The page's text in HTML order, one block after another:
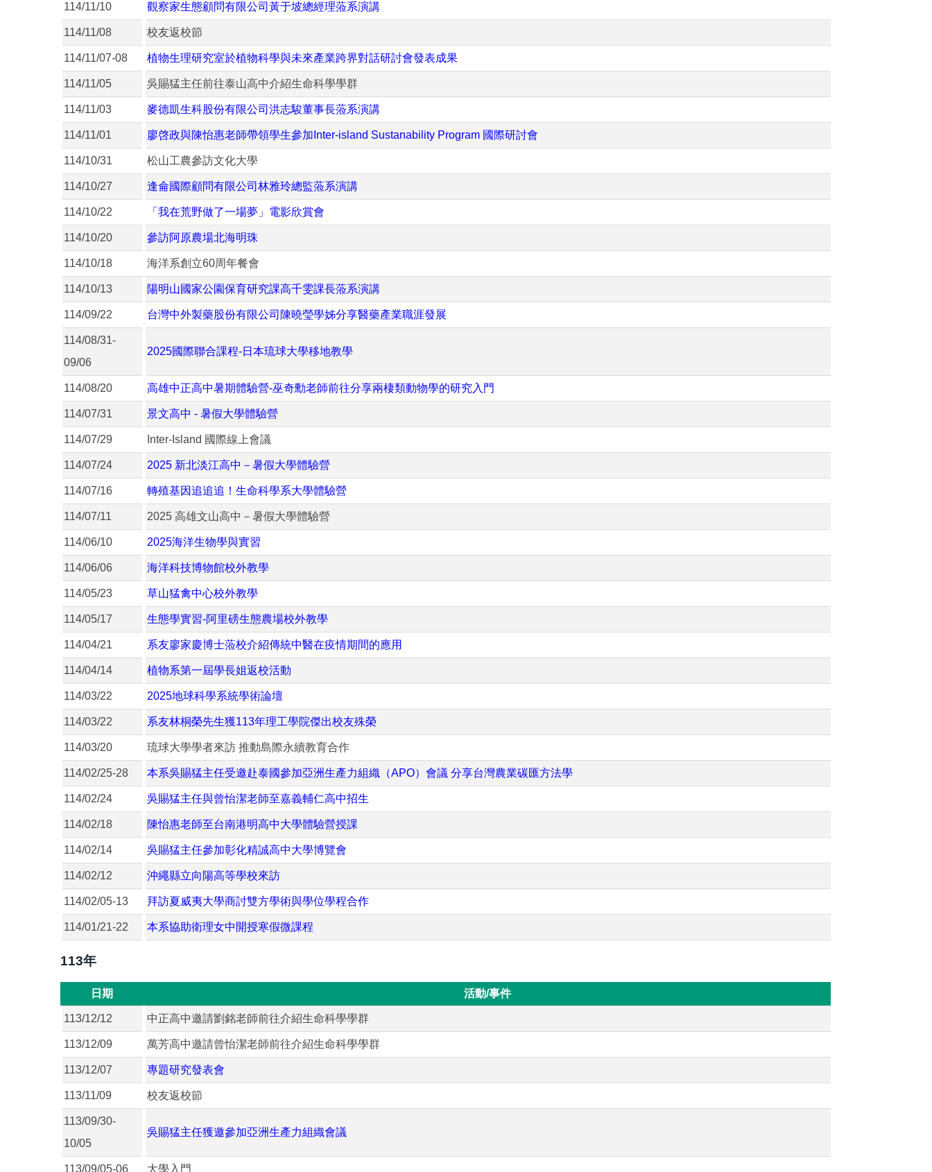
114/11/10 觀察家生態顧問有限公司黃于坡總經理蒞系演講
114/11/08 校友返校節
114/11/07-08 植物生理研究室於植物科學與未來產業跨界對話研討會發表成果
114/11/05 吳賜猛主任前往泰山高中介紹生命科學學群
114/11/03 麥德凱生科股份有限公司洪志駿董事長蒞系演講
114/11/01 廖啓政與陳怡惠老師帶領學生參加Inter-island Sustanability Program 國際研討會
114/10/31 松山工農參訪文化大學
114/10/27 逢侖國際顧問有限公司林雅玲總監蒞系演講
114/10/22 「我在荒野做了一場夢」電影欣賞會
114/10/20 參訪阿原農場北海明珠
114/10/18 海洋系創立60周年餐會
114/10/13 陽明山國家公園保育研究課高千雯課長蒞系演講
114/09/22 台灣中外製藥股份有限公司陳曉瑩學姊分享醫藥產業職涯發展
114/08/31-
09/06
2025國際聯合課程-日本琉球大學移地教學
114/08/20 高雄中正高中暑期體驗營-巫奇勳老師前往分享兩棲類動物學的研究入門
114/07/31 景文高中 - 暑假大學體驗營
114/07/29 Inter-Island 國際線上會議
114/07/24 2025 新北淡江高中－暑假大學體驗營
114/07/16 轉殖基因追追追！生命科學系大學體驗營
114/07/11 2025 高雄文山高中－暑假大學體驗營
114/06/10 2025海洋生物學與實習
114/06/06 海洋科技博物館校外教學
114/05/23 草山猛禽中心校外教學
114/05/17 生態學實習-阿里磅生態農場校外教學
114/04/21 系友廖家慶博士蒞校介紹傳統中醫在疫情期間的應用
114/04/14 植物系第一屆學長姐返校活動
114/03/22 2025地球科學系統學術論壇
114/03/22 系友林桐榮先生獲113年理工學院傑出校友殊榮
114/03/20 琉球大學學者來訪 推動島際永續教育合作
114/02/25-28 本系吳賜猛主任受邀赴泰國參加亞洲生產力組織（APO）會議 分享台灣農業碳匯方法學
114/02/24 吳賜猛主任與曾怡潔老師至嘉義輔仁高中招生
114/02/18 陳怡惠老師至台南港明高中大學體驗營授課
114/02/14 吳賜猛主任參加彰化精誠高中大學博覽會
114/02/12 沖繩縣立向陽高等學校來訪
114/02/05-13 拜訪夏威夷大學商討雙方學術與學位學程合作
114/01/21-22 本系協助衛理女中開授寒假微課程
113年
日期 活動/事件
113/12/12 中正高中邀請劉銘老師前往介紹生命科學學群
113/12/09 萬芳高中邀請曾怡潔老師前往介紹生命科學學群
113/12/07 專題研究發表會
113/11/09 校友返校節
113/09/30-
10/05
吳賜猛主任獲邀參加亞洲生產力組織會議
113/09/05-06 大學入門